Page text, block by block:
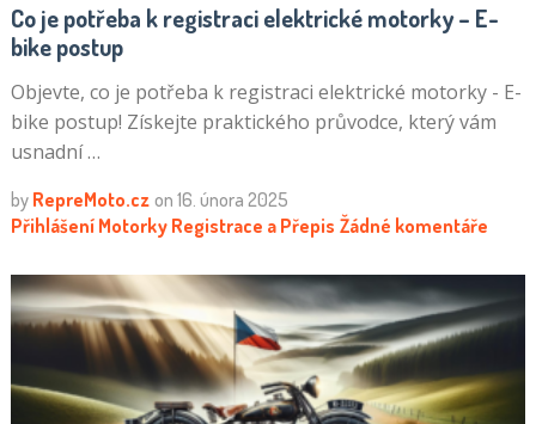
Co je potřeba k registraci elektrické motorky – E-
bike postup
Objevte, co je potřeba k registraci elektrické motorky - E-
bike postup! Získejte praktického průvodce, který vám
usnadní …
by RepreMoto.cz on 16. února 2025
Přihlášení Motorky Registrace a Přepis Žádné komentáře